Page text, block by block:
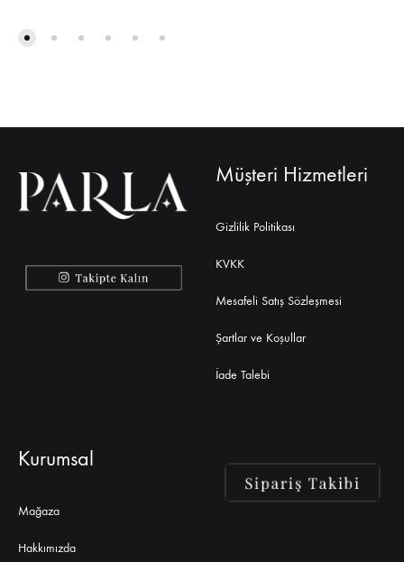
Müşteri Hizmetleri
Gizlilik Politikası
KVKK
Mesafeli Satış Sözleşmesi
Şartlar ve Koşullar
İade Talebi
Kurumsal
Mağaza
Hakkımızda